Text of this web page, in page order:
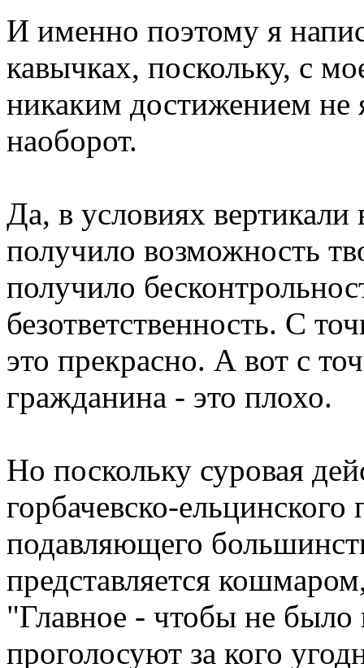
И именно поэтому я
кавычках, поскольку, с
никаким достижением не
наоборот.
Да, в условиях вертикали
получило возможность
получило
безответственность. С
это прекрасно. А вот с
гражданина - это плохо.
Но поскольку суровая
горбачевско-
подавляющего
представляется
"Главное - чтобы не
проголосуют за кого